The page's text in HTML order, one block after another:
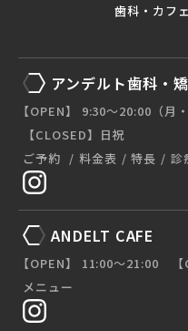
歯科・カフ
アンデルト歯科・
【OPEN】 9:30〜20:00（月
【CLOSED】日祝
ご予約
料金表 特長 診
ANDELT CAFE
【OPEN】 11:00〜21:00 【
メニュー